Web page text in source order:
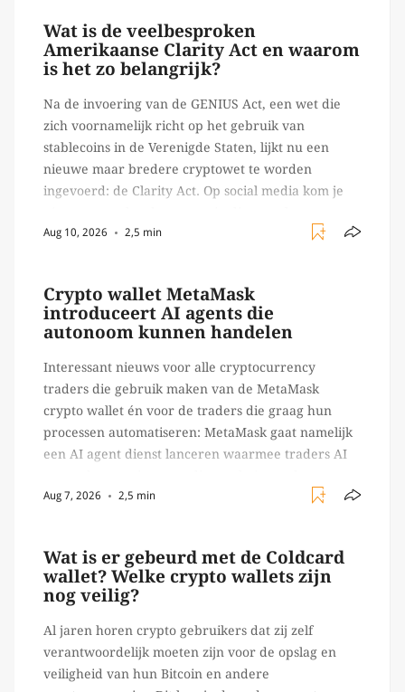
Wat is de veelbesproken
Amerikaanse Clarity Act en waarom
is het zo belangrijk?
Na de invoering van de GENIUS Act, een wet die
zich voornamelijk richt op het gebruik van
stablecoins in de Verenigde Staten, lijkt nu een
nieuwe maar bredere cryptowet te worden
ingevoerd: de Clarity Act. Op social media kom je
de invloed die de wet zal […]
Aug 10, 2026 2,5 min
Crypto wallet MetaMask
introduceert AI agents die
autonoom kunnen handelen
Interessant nieuws voor alle cryptocurrency
traders die gebruik maken van de MetaMask
crypto wallet én voor de traders die graag hun
processen automatiseren: MetaMask gaat namelijk
een AI agent dienst lanceren waarmee traders AI
verrichten, zoals het daadwerkelijk uitvoeren van
Aug 7, 2026 2,5 min
Wat is er gebeurd met de Coldcard
wallet? Welke crypto wallets zijn
nog veilig?
Al jaren horen crypto gebruikers dat zij zelf
verantwoordelijk moeten zijn voor de opslag en
veiligheid van hun Bitcoin en andere